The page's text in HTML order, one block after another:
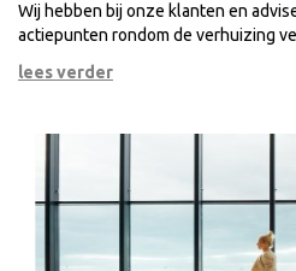
Wij hebben bij onze klanten en
actiepunten rondom de verhuizing
lees verder